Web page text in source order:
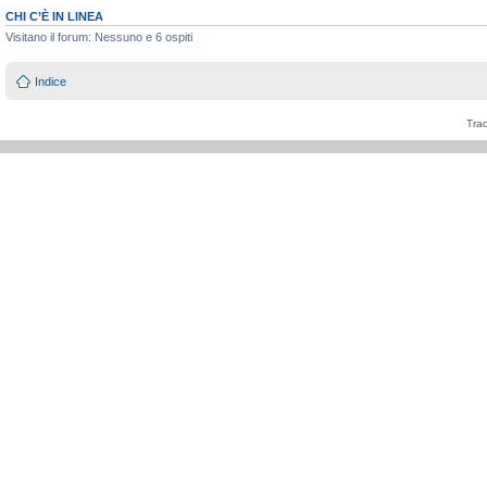
CHI C’È IN LINEA
Visitano il forum: Nessuno e 6 ospiti
Indice